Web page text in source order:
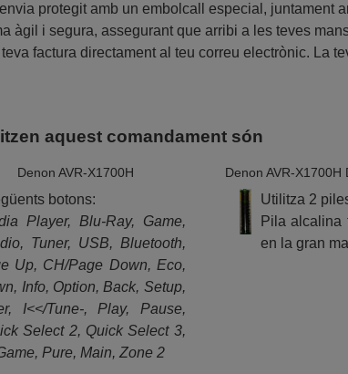
protegit amb un embolcall especial, juntament
àgil i segura, assegurant que arribi a les teves
factura directament al teu correu electrònic. La
aquest comandament són
Denon AVR-X1700H Denon AVR-X1700H
botons:
Player, Blu-Ray, Game,
Tuner, USB, Bluetooth,
Up, CH/Page Down, Eco,
Info, Option, Back, Setup,
I<</Tune-, Play, Pause,
Select 2, Quick Select 3,
Pure, Main, Zone 2
Utilitza 2
Pila alcalina
en la gran